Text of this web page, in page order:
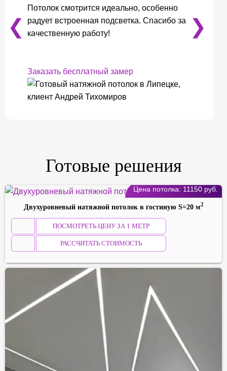
❮
Потолок смотрится идеально, особенно
радует встроенная подсветка. Спасибо за
качественную работу!
Заказать бесплатный замер
❯
Готовые решения
Цена потолка: 11150 руб.
Двухуровневый натяжной потолок в гостиную S=20 м2
ПОСМОТРЕТЬ ЦЕНУ ЗА 1 МЕТР
РАССЧИТАТЬ СТОИМОСТЬ